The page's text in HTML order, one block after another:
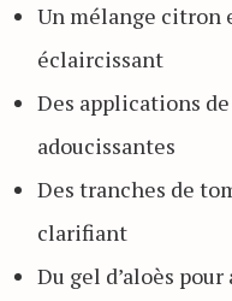
Un mélange citron
éclaircissant
Des applications
adoucissantes
Des tranches de
clarifiant
Du gel d’aloès